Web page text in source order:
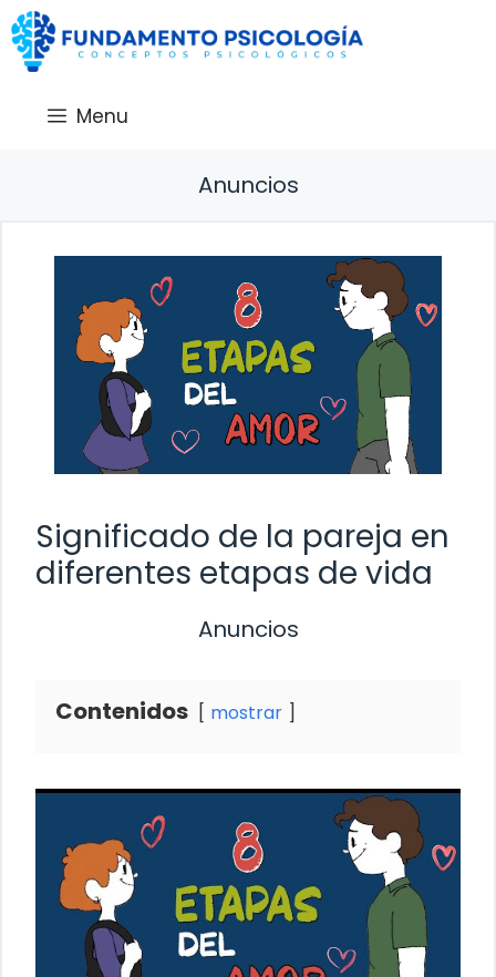
Saltar
al
contenido
Menu
Anuncios
Significado de la pareja en
diferentes etapas de vida
Anuncios
Contenidos mostrar